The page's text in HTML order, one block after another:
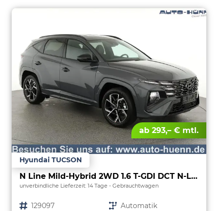
ab 293,– € mtl.
Hyundai TUCSON
N Line Mild-Hybrid 2WD 1.6 T-GDI DCT N-LINE, Navi, 19-Zoll, Teilleder
unverbindliche Lieferzeit: 14 Tage Gebrauchtwagen
Fahrzeugnr. 129097 Getriebe Automatik